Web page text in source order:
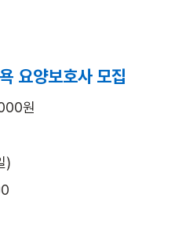
요양보호사 모집
원
)